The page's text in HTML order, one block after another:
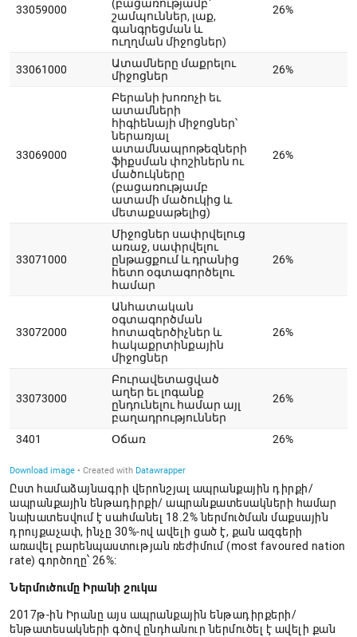
Ըստ համաձայնագրի վերոնշյալ ապրանքային դիրքի/
ապրանքային ենթադիրքի/ ապրանքատեսակների համար
նախատեսվում է սահմանել 18.2% ներմուծման մաքսային
դրույքաչափ, ինչը 30%-ով ավելի ցած է, քան ազգերի
առավել բարենպաստության ռեժիմում (most favoured nation
rate) գործողը՝ 26%:
Ներմուծումը Իրանի շուկա
2017թ-ին Իրանը այս ապրանքային ենթադիրքերի/
ենթատեսակների գծով ընդհանուր ներմուծել է ավելի քան